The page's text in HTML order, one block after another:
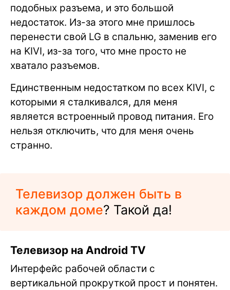
подобных разъема, и это большой
недостаток. Из-за этого мне пришлось
перенести свой LG в спальню, заменив его
на KIVI, из-за того, что мне просто не
хватало разъемов.
Единственным недостатком по всех KIVI, с
которыми я сталкивался, для меня
является встроенный провод питания. Его
нельзя отключить, что для меня очень
странно.
Телевизор должен быть в
каждом доме? Такой да!
Телевизор на Android TV
Интерфейс рабочей области с
вертикальной прокруткой прост и понятен.